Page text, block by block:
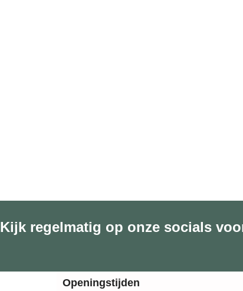
Kijk regelmatig op onze socials
Openingstijden